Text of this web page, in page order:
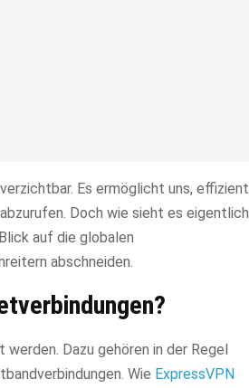
Es ermöglicht uns, effizient
Doch wie sieht es eigentlich
auf die globalen
abschneiden.
Dazu gehören in der Regel
Wie ExpressVPN